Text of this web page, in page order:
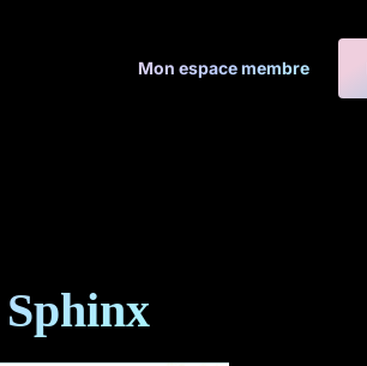
Mon espace membre